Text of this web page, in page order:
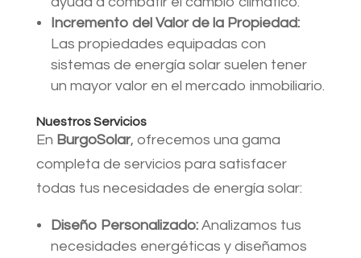
Incremento del Valor de la Propiedad:
Las propiedades equipadas con
sistemas de energía solar suelen tener
un mayor valor en el mercado inmobiliario.
Nuestros Servicios
En BurgoSolar, ofrecemos una gama
completa de servicios para satisfacer
todas tus necesidades de energía solar:
Diseño Personalizado:Analizamos tus
necesidades energéticas y diseñamos